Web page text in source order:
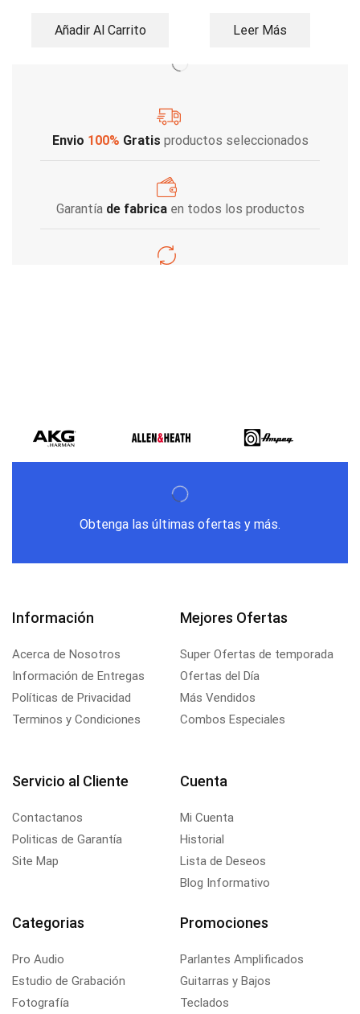
Añadir Al Carrito Leer Más
Envio 100% Gratis productos seleccionados
Garantía de fabricaen todos los productos
Obtenga las últimas ofertas y más.
Información
Acerca de Nosotros
Información de Entregas
Políticas de Privacidad
Terminos y Condiciones
Mejores Ofertas
Super Ofertas de temporada
Ofertas del Día
Más Vendidos
Combos Especiales
Servicio al Cliente
Contactanos
Politicas de Garantía
Site Map
Cuenta
Mi Cuenta
Historial
Lista de Deseos
Blog Informativo
Categorias
Pro Audio
Estudio de Grabación
Fotografía
Promociones
Parlantes Amplificados
Guitarras y Bajos
Teclados